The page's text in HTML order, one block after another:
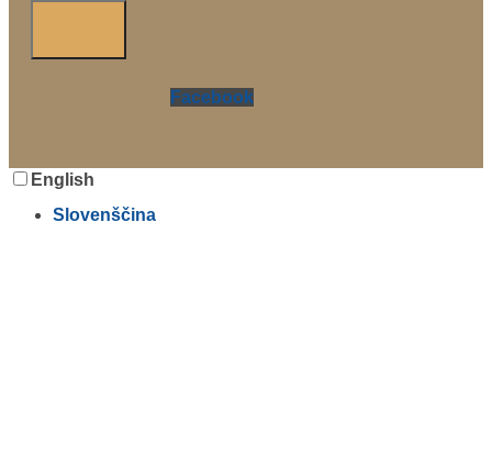
Facebook
English
Slovenščina